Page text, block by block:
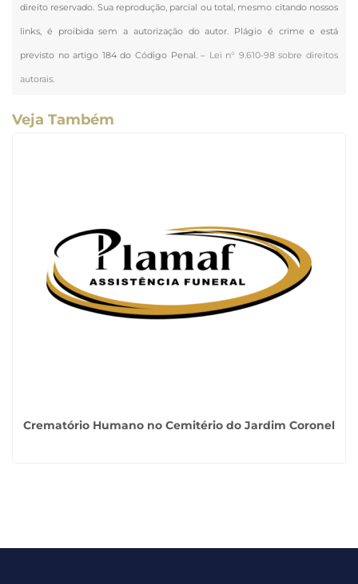
direito reservado. Sua reprodução, parcial ou total, mesmo citando nossos
links, é proibida sem a autorização do autor. Plágio é crime e está
previsto no artigo 184 do Código Penal. – Lei n° 9.610-98 sobre direitos
autorais.
Veja Também
Crematório Humano no Cemitério do Jardim Coronel